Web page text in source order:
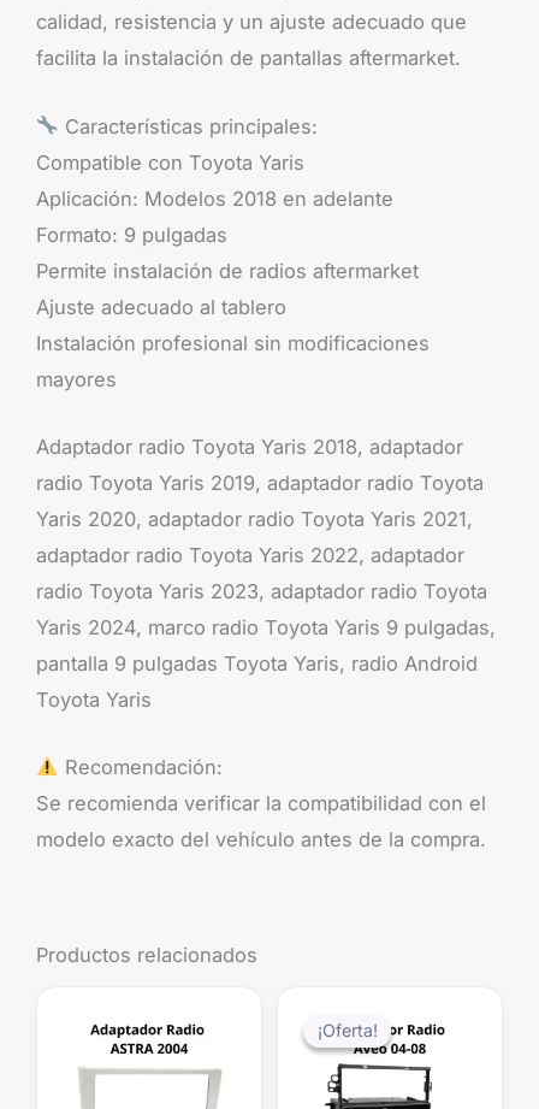
calidad, resistencia y un ajuste adecuado que
facilita la instalación de pantallas aftermarket.
Características principales:
Compatible con Toyota Yaris
Aplicación: Modelos 2018 en adelante
Formato: 9 pulgadas
Permite instalación de radios aftermarket
Ajuste adecuado al tablero
Instalación profesional sin modificaciones
mayores
Adaptador radio Toyota Yaris 2018, adaptador
radio Toyota Yaris 2019, adaptador radio Toyota
Yaris 2020, adaptador radio Toyota Yaris 2021,
adaptador radio Toyota Yaris 2022, adaptador
radio Toyota Yaris 2023, adaptador radio Toyota
Yaris 2024, marco radio Toyota Yaris 9 pulgadas,
pantalla 9 pulgadas Toyota Yaris, radio Android
Toyota Yaris
Recomendación:
Se recomienda verificar la compatibilidad con el
modelo exacto del vehículo antes de la compra.
Productos relacionados
¡Oferta!
¡Oferta!
precio
original
era:
$39.990.